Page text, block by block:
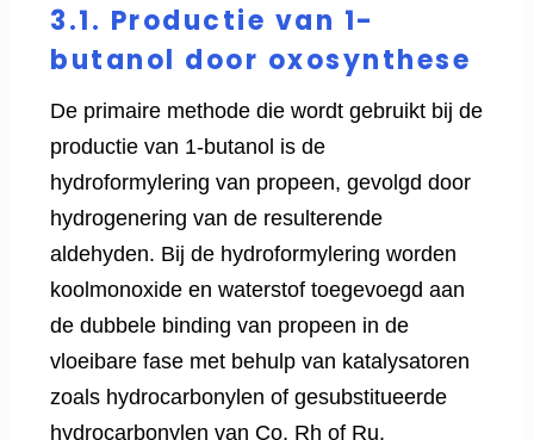
3.1. Productie van 1-
butanol door oxosynthese
De primaire methode die wordt gebruikt bij de
productie van 1-butanol is de
hydroformylering van propeen, gevolgd door
hydrogenering van de resulterende
aldehyden. Bij de hydroformylering worden
koolmonoxide en waterstof toegevoegd aan
de dubbele binding van propeen in de
vloeibare fase met behulp van katalysatoren
zoals hydrocarbonylen of gesubstitueerde
hydrocarbonylen van Co, Rh of Ru.